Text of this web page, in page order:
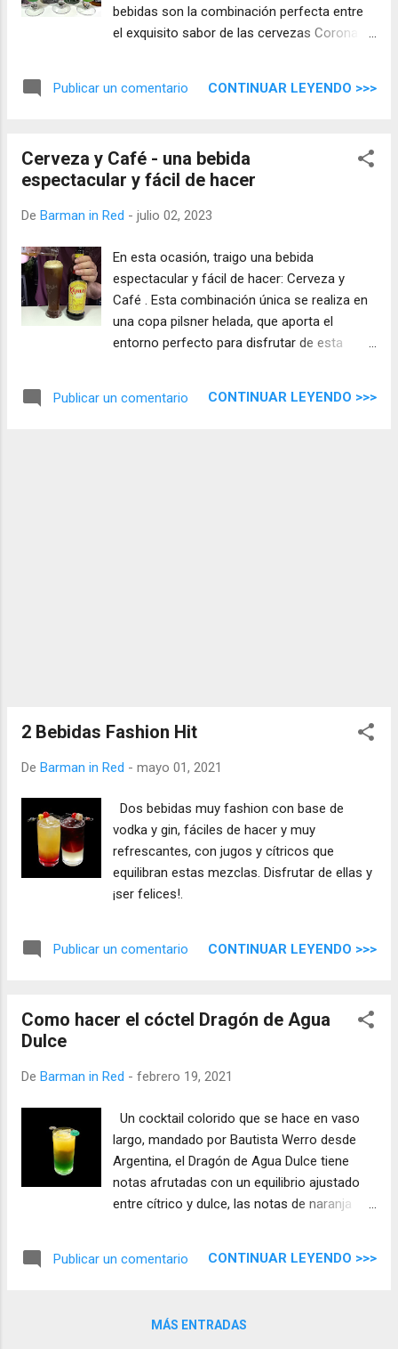
bebidas son la combinación perfecta entre
el exquisito sabor de las cervezas Corona y
esta explosión de colores y sabores.
Publicar un comentario CONTINUAR LEYENDO >>>
Cerveza y Café - una bebida
espectacular y fácil de hacer
De Barman in Red - julio 02, 2023
En esta ocasión, traigo una bebida
espectacular y fácil de hacer: Cerveza y
Café . Esta combinación única se realiza en
una copa pilsner helada, que aporta el
entorno perfecto para disfrutar de esta
de sabor!
Publicar un comentario CONTINUAR LEYENDO >>>
2 Bebidas Fashion Hit
De Barman in Red - mayo 01, 2021
Dos bebidas muy fashion con base de
vodka y gin, fáciles de hacer y muy
refrescantes, con jugos y cítricos que
equilibran estas mezclas. Disfrutar de ellas y
¡ser felices!.
Publicar un comentario CONTINUAR LEYENDO >>>
Como hacer el cóctel Dragón de Agua
Dulce
De Barman in Red - febrero 19, 2021
Un cocktail colorido que se hace en vaso
largo, mandado por Bautista Werro desde
Argentina, el Dragón de Agua Dulce tiene
notas afrutadas con un equilibrio ajustado
entre cítrico y dulce, las notas de naranja
Publicar un comentario CONTINUAR LEYENDO >>>
MÁS ENTRADAS